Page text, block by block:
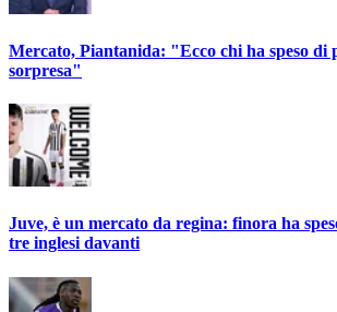
Mercato, Piantanida: "Ecco chi ha speso di
sorpresa"
Juve, è un mercato da regina: finora ha
tre inglesi davanti